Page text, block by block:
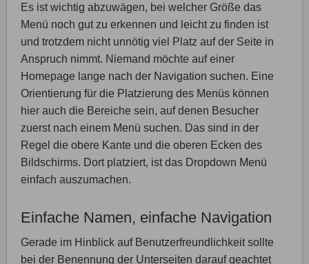
Es ist wichtig abzuwägen, bei welcher Größe das
Menü noch gut zu erkennen und leicht zu finden ist
und trotzdem nicht unnötig viel Platz auf der Seite in
Anspruch nimmt. Niemand möchte auf einer
Homepage lange nach der Navigation suchen. Eine
Orientierung für die Platzierung des Menüs können
hier auch die Bereiche sein, auf denen Besucher
zuerst nach einem Menü suchen. Das sind in der
Regel die obere Kante und die oberen Ecken des
Bildschirms. Dort platziert, ist das Dropdown Menü
einfach auszumachen.
Einfache Namen, einfache Navigation
Gerade im Hinblick auf Benutzerfreundlichkeit sollte
bei der Benennung der Unterseiten darauf geachtet